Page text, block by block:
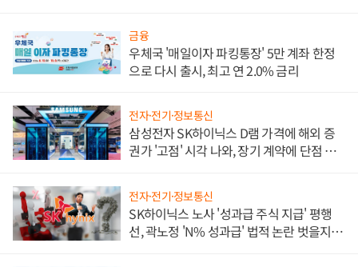
금융
우체국 '매일이자 파킹통장' 5만 계좌 한정
으로 다시 출시, 최고 연 2.0% 금리
전자·전기·정보통신
삼성전자 SK하이닉스 D램 가격에 해외 증
권가 '고점' 시각 나와, 장기 계약에 단점 부
전자·전기·정보통신
SK하이닉스 노사 '성과급 주식 지급' 평행
선, 곽노정 'N% 성과급' 법적 논란 벗을지 주